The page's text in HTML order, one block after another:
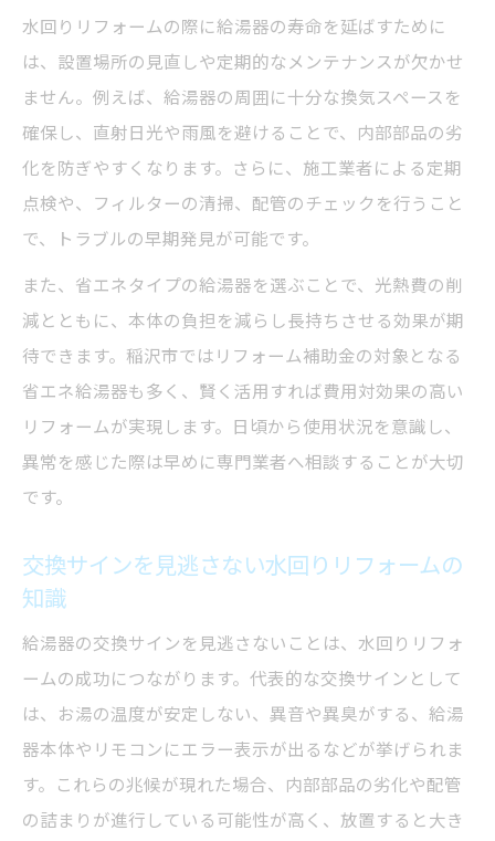
水回りリフォームの際に給湯器の寿命を延ばすために
は、設置場所の見直しや定期的なメンテナンスが欠かせ
ません。例えば、給湯器の周囲に十分な換気スペースを
確保し、直射日光や雨風を避けることで、内部部品の劣
化を防ぎやすくなります。さらに、施工業者による定期
点検や、フィルターの清掃、配管のチェックを行うこと
で、トラブルの早期発見が可能です。
また、省エネタイプの給湯器を選ぶことで、光熱費の削
減とともに、本体の負担を減らし長持ちさせる効果が期
待できます。稲沢市ではリフォーム補助金の対象となる
省エネ給湯器も多く、賢く活用すれば費用対効果の高い
リフォームが実現します。日頃から使用状況を意識し、
異常を感じた際は早めに専門業者へ相談することが大切
です。
交換サインを見逃さない水回りリフォームの
知識
給湯器の交換サインを見逃さないことは、水回りリフォ
ームの成功につながります。代表的な交換サインとして
は、お湯の温度が安定しない、異音や異臭がする、給湯
器本体やリモコンにエラー表示が出るなどが挙げられま
す。これらの兆候が現れた場合、内部部品の劣化や配管
の詰まりが進行している可能性が高く、放置すると大き